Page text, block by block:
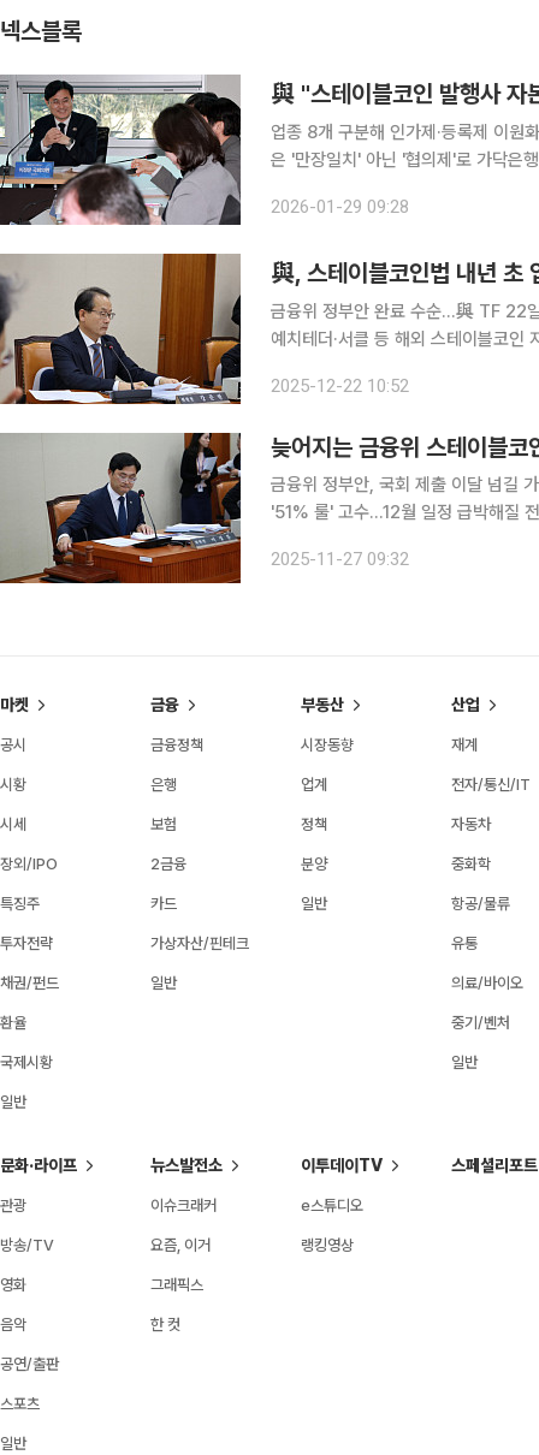
넥스블록
與 "스테이블코인 발행사
업종 8개 구분해 인가제·등록제 이원
은 '만장일치' 아닌 '협의제'로 가닥은행 51%
초미의 관심사였던 은행 과반지분 컨
2026-01-29 09:28
與, 스테이블코인법 내년
금융위 정부안 완료 수순…與 TF 22
예치테더·서클 등 해외 스테이블코
단계에 돌입했다. 정부안이 윤곽을 드
2025-12-22 10:52
늦어지는 금융위 스테이블
금융위 정부안, 국회 제출 이달 넘길
'51% 룰' 고수…12월 일정 급박해질 전망 금융위원회가 원화 스테이블코인 규율을 담은 '
이 지연되고 있다. 금융위는 법안을
2025-11-27 09:32
마켓
공시
시황
시세
장외/IPO
특징주
투자전략
채권/펀드
환율
국제시황
일반
금융
금융정책
은행
보험
2금융
카드
가상자산/핀테크
일반
부동산
시장동향
업계
정책
분양
일반
산업
재계
전자/통신/IT
자동차
중화학
항공/물류
유통
의료/바이오
중기/벤처
일반
문화·라이프
관광
방송/TV
영화
음악
공연/출판
스포츠
일반
뉴스발전소
이슈크래커
요즘, 이거
그래픽스
한 컷
이투데이TV
e스튜디오
랭킹영상
스페셜리포트